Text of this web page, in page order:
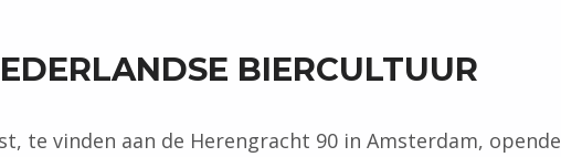
BIERCULTUUR
te vinden aan de Herengracht 90 in Amsterdam, opende